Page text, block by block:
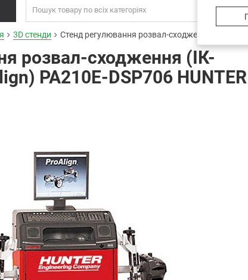
3D стенди Стенд регулювання розвал-сходження (ІК-
розвал-сходження (ІК-
PA210E-DSP706 HUNTER